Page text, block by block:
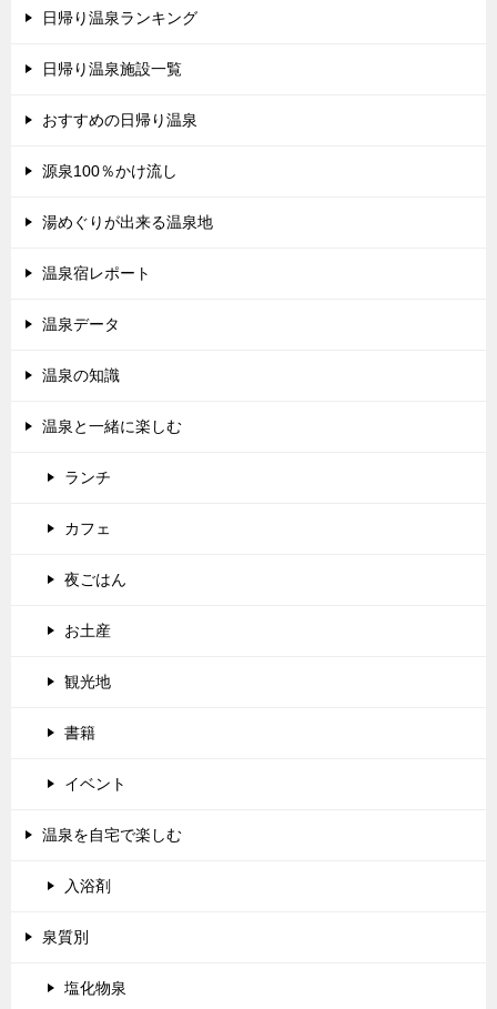
日帰り温泉ランキング
日帰り温泉施設一覧
おすすめの日帰り温泉
源泉100％かけ流し
湯めぐりが出来る温泉地
温泉宿レポート
温泉データ
温泉の知識
温泉と一緒に楽しむ
ランチ
カフェ
夜ごはん
お土産
観光地
書籍
イベント
温泉を自宅で楽しむ
入浴剤
泉質別
塩化物泉